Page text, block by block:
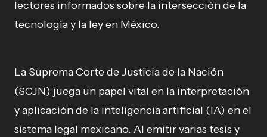
lectores informados sobre la intersección de la
tecnología y la ley en México.
La Suprema Corte de Justicia de la Nación
(SCJN) juega un papel vital en la interpretación
y aplicación de la inteligencia artificial (IA) en el
sistema legal mexicano. Al emitir varias tesis y